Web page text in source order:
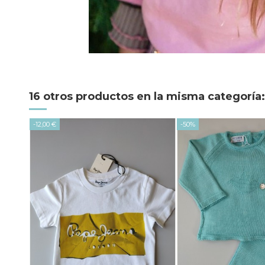
16 otros productos en la misma categoría:
-12,00 € -50%